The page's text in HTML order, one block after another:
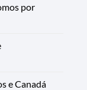
por
e Canadá